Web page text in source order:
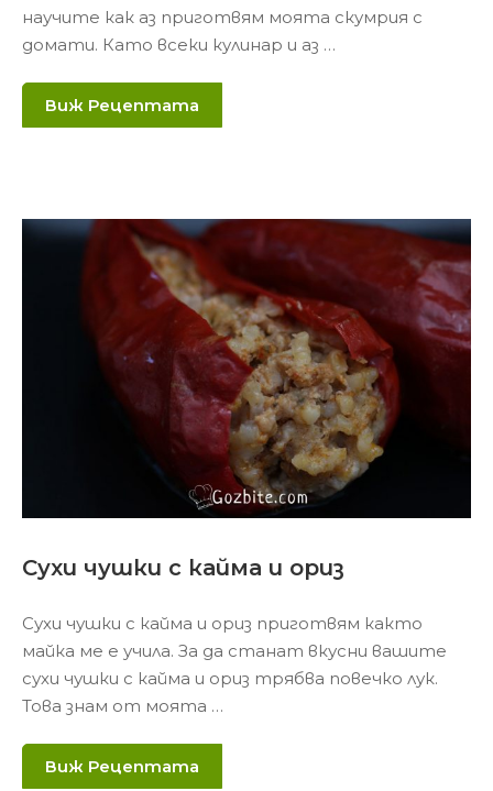
научите как аз приготвям моята скумрия с
домати. Като всеки кулинар и аз …
Виж Рецептата
Сухи чушки с кайма и ориз
Сухи чушки с кайма и ориз приготвям както
майка ме е учила. За да станат вкусни вашите
сухи чушки с кайма и ориз трябва повечко лук.
Това знам от моята …
Виж Рецептата